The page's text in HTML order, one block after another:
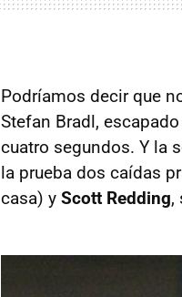
Podríamos decir que
Stefan Bradl,
cuatro segundos. Y la
la prueba dos caídas
casa) y Scott Redding,